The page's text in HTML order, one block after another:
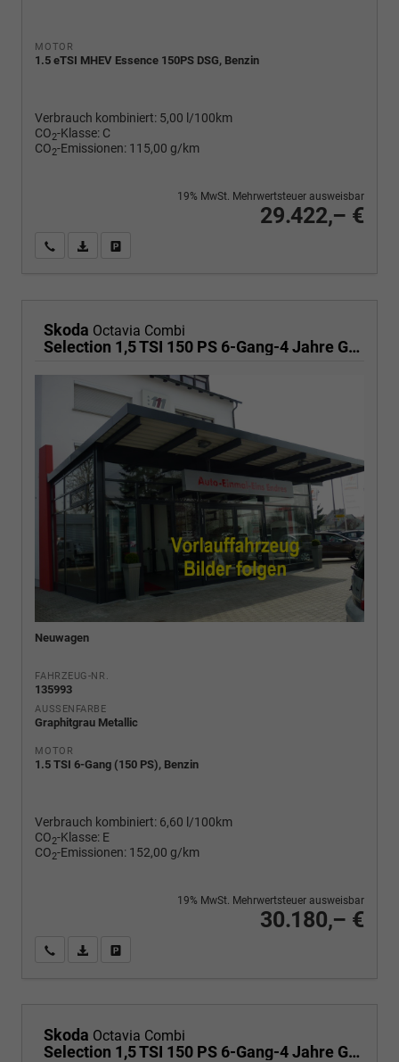
MOTOR
1.5 eTSI MHEV Essence 150PS DSG, Benzin
Verbrauch kombiniert: 5,00 l/100km
CO2-Klasse: C
CO2-Emissionen: 115,00 g/km
29.422,– €
19% MwSt. Mehrwertsteuer ausweisbar
Wir rufen Sie anPDF-Fahrzeugexposé drucken
Skoda Octavia Combi
Selection 1,5 TSI 150 PS 6-Gang-4 Jahre Garantie-Anhängerkupplung schwenkbar-PDC vorne und hinten-Sitzheizung-Smart Link
Neuwagen
FAHRZEUG-NR.
135993
AUSSENFARBE
Graphitgrau Metallic
MOTOR
1.5 TSI 6-Gang (150 PS), Benzin
Verbrauch kombiniert: 6,60 l/100km
CO2-Klasse: E
CO2-Emissionen: 152,00 g/km
30.180,– €
19% MwSt. Mehrwertsteuer ausweisbar
Wir rufen Sie anPDF-Fahrzeugexposé drucken
Skoda Octavia Combi
Selection 1,5 TSI 150 PS 6-Gang-4 Jahre Garantie-Anhängerkupplung schwenkbar-PDC vorne und hinten-Sitzheizung-Smart Link